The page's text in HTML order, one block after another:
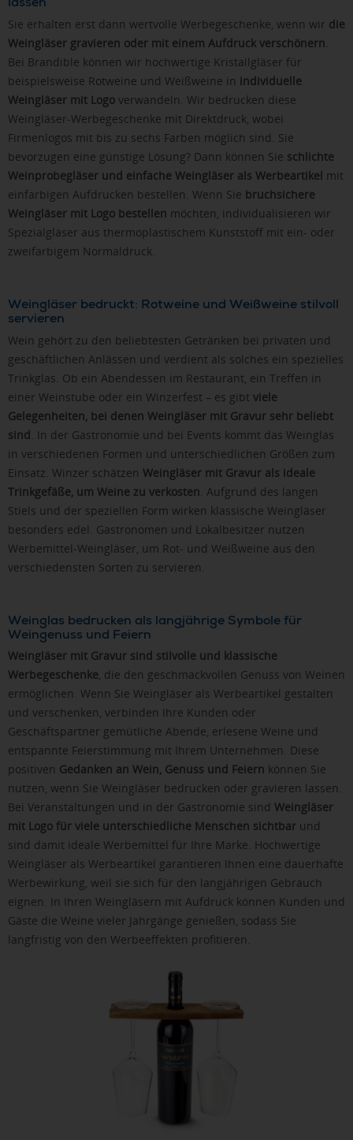
Sie erhalten erst dann wertvolle Werbegeschenke, wenn wir die
Weingläser gravieren oder mit einem Aufdruck verschönern
Bei Brandible können wir hochwertige Kristallgläser für
beispielsweise Rotweine und Weißweine in individuelle
Weingläser mit Logo verwandeln. Wir bedrucken diese
Weingläser-Werbegeschenke mit Direktdruck, wobei
Firmenlogos mit bis zu sechs Farben möglich sind. Sie
bevorzugen eine günstige Lösung? Dann können Sie schlichte
Weinprobegläser und einfache Weingläser als Werbeartikel mit
einfarbigen Aufdrucken bestellen. Wenn Sie bruchsichere
Weingläser mit Logo bestellen möchten, individualisieren wir
Spezialgläser aus thermoplastischem Kunststoff mit ein- oder
zweifarbigem Normaldruck.
Weingläser bedruckt: Rotweine und Weißweine stilvoll
servieren
Wein gehört zu den beliebtesten Getränken bei privaten und
geschäftlichen Anlässen und verdient als solches ein spezielles
Trinkglas. Ob ein Abendessen im Restaurant, ein Treffen in
einer Weinstube oder ein Winzerfest – es gibt viele
Gelegenheiten, bei denen Weingläser mit Gravur sehr beliebt
sind . In der Gastronomie und bei Events kommt das Weinglas
in verschiedenen Formen und unterschiedlichen Größen zum
Einsatz. Winzer schätzen Weingläser mit Gravur als ideale
Trinkgefäße, um Weine zu verkosten . Aufgrund des langen
Stiels und der speziellen Form wirken klassische Weingläser
besonders edel. Gastronomen und Lokalbesitzer nutzen
Werbemittel-Weingläser, um Rot- und Weißweine aus den
verschiedensten Sorten zu servieren.
Weinglas bedrucken als langjährige Symbole für
Weingenuss und Feiern
Weingläser mit Gravur sind stilvolle und klassische
Werbegeschenke, die den geschmackvollen Genuss von Weinen
ermöglichen. Wenn Sie Weingläser als Werbeartikel gestalten
und verschenken, verbinden Ihre Kunden oder
Geschäftspartner gemütliche Abende, erlesene Weine und
entspannte Feierstimmung mit Ihrem Unternehmen. Diese
positiven Gedanken an Wein, Genuss und Feiern können Sie
nutzen, wenn Sie Weingläser bedrucken oder gravieren lassen.
Bei Veranstaltungen und in der Gastronomie sind Weingläser
mit Logo für viele unterschiedliche Menschen sichtbar und
sind damit ideale Werbemittel für Ihre Marke. Hochwertige
Weingläser als Werbeartikel garantieren Ihnen eine dauerhafte
Werbewirkung, weil sie sich für den langjährigen Gebrauch
eignen. In Ihren Weingläsern mit Aufdruck können Kunden und
Gäste die Weine vieler Jahrgänge genießen, sodass Sie
langfristig von den Werbeeffekten profitieren.